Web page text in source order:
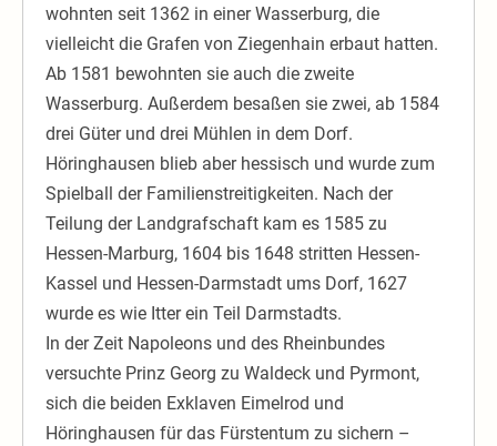
wohnten seit 1362 in einer Wasserburg, die
vielleicht die Grafen von Ziegenhain erbaut hatten.
Ab 1581 bewohnten sie auch die zweite
Wasserburg. Außerdem besaßen sie zwei, ab 1584
drei Güter und drei Mühlen in dem Dorf.
Höringhausen blieb aber hessisch und wurde zum
Spielball der Familienstreitigkeiten. Nach der
Teilung der Landgrafschaft kam es 1585 zu
Hessen-Marburg, 1604 bis 1648 stritten Hessen-
Kassel und Hessen-Darmstadt ums Dorf, 1627
wurde es wie Itter ein Teil Darmstadts.
In der Zeit Napoleons und des Rheinbundes
versuchte Prinz Georg zu Waldeck und Pyrmont,
sich die beiden Exklaven Eimelrod und
Höringhausen für das Fürstentum zu sichern –